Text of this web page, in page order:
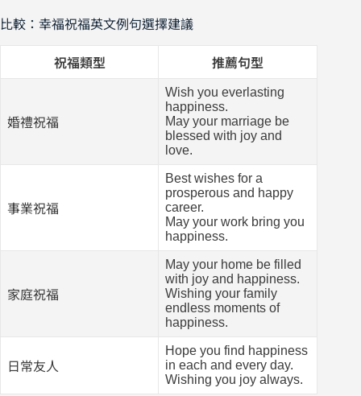
比較：幸福祝福英文例句選擇建議
祝福類型 推薦句型
婚禮祝福
Wish you everlasting
happiness.
May your marriage be
blessed with joy and
love.
事業祝福
Best wishes for a
prosperous and happy
career.
May your work bring you
happiness.
家庭祝福
May your home be filled
with joy and happiness.
Wishing your family
endless moments of
happiness.
日常友人
Hope you find happiness
in each and every day.
Wishing you joy always.